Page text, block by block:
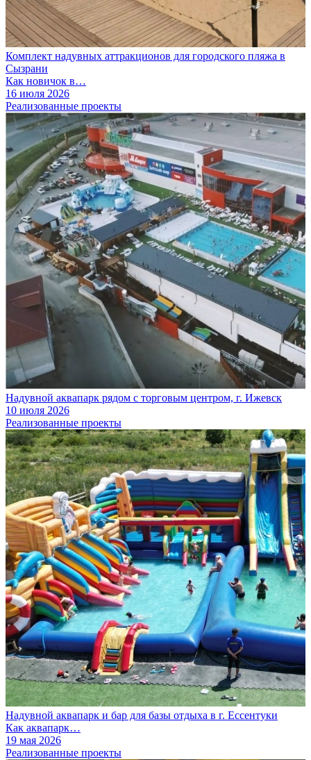
Комплект надувных аттракционов для городского пляжа в
Сызрани
Как новичок в…
16 июля 2026
Реализованные проекты
Надувной аквапарк рядом с торговым центром, г. Ижевск
10 июля 2026
Реализованные проекты
Надувной аквапарк и бар для базы отдыха в г. Ессентуки
Как аквапарк…
19 мая 2026
Реализованные проекты